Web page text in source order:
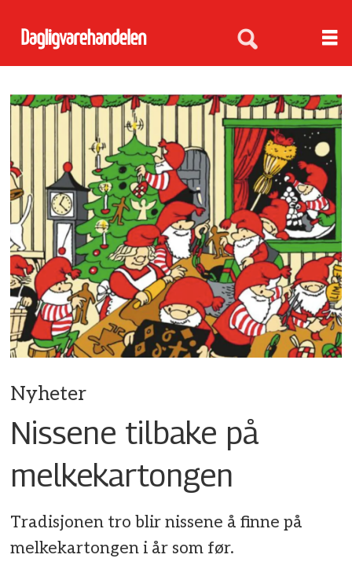
Nyheter
Nissene tilbake på
melkekartongen
Tradisjonen tro blir nissene å finne på
melkekartongen i år som før.